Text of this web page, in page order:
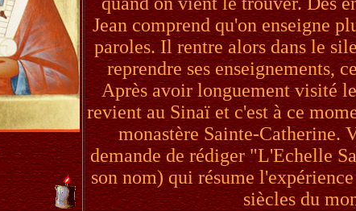
Jean comprend qu'on enseigne
paroles. Il rentre alors dans le
reprendre ses enseignements,
Après avoir longuement visité
revient au Sinaï et c'est à ce
monastère Sainte-Catherine.
demande de rédiger "L'Echelle
son nom) qui résume
siècles du